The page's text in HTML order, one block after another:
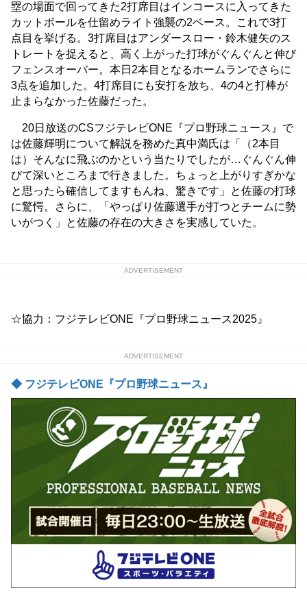
塁の場面で回ってきた2打席目はインコースに入ってきた
カットボールを仕留めライト強襲の2ベース。これで3打
点目を挙げる。3打席目はアンダースロー・鈴木健矢のス
トレートを捉えると、高く上がった打球がぐんぐんと伸び
フェンスオーバー。本日2本目となるホームランでさらに
3点を追加した。4打席目にも安打を放ち、4の4と打棒が
止まらなかった佐藤だった。
20日放送のCSフジテレビONE『プロ野球ニュース』で
は佐藤輝明について解説を務めた真中満氏は「（2本目
は）そんなに飛ぶのかという当たりでしたが…ぐんぐん伸
びて深いところまで行きました。ちょっと上がりすぎかな
と思ったら確信してますもんね、驚きです」と佐藤の打球
に驚愕。さらに、「やっぱり佐藤選手が打つとチームに勢
いがつく」と佐藤の存在の大きさを実感していた。
ADVERTISEMENT
☆協力：フジテレビONE『プロ野球ニュース2025』
ADVERTISEMENT
◆ フジテレビONE『プロ野球ニュース』